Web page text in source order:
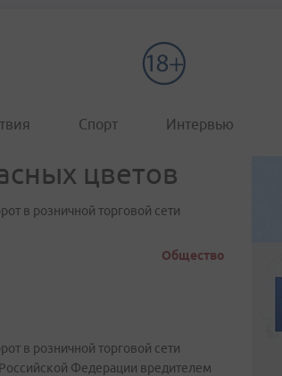
Спорт Интервью
цветов
в розничной торговой сети
Общество
в розничной торговой сети
Федерации вредителем